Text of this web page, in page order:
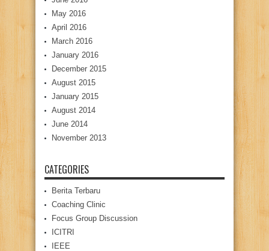
May 2016
April 2016
March 2016
January 2016
December 2015
August 2015
January 2015
August 2014
June 2014
November 2013
CATEGORIES
Berita Terbaru
Coaching Clinic
Focus Group Discussion
ICITRI
IEEE